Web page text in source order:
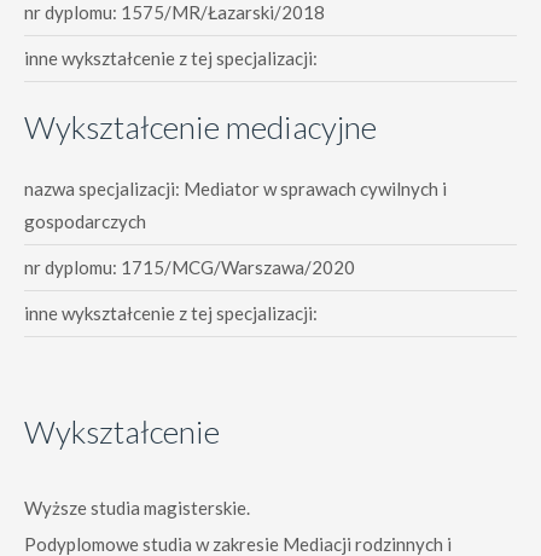
nr dyplomu: 1575/MR/Łazarski/2018
inne wykształcenie z tej specjalizacji:
Wykształcenie mediacyjne
nazwa specjalizacji: Mediator w sprawach cywilnych i
gospodarczych
nr dyplomu: 1715/MCG/Warszawa/2020
inne wykształcenie z tej specjalizacji:
Wykształcenie
Wyższe studia magisterskie.
Podyplomowe studia w zakresie Mediacji rodzinnych i